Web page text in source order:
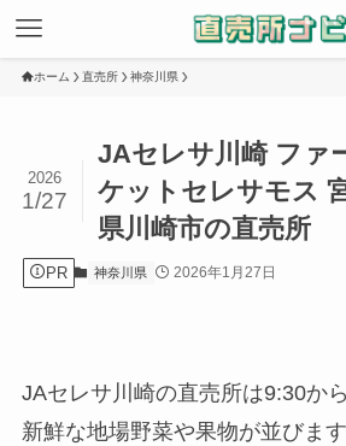
ホーム 直売所 神奈川県
JAセレサ川崎 ファ
ケットセレサモス
県川崎市の直売所
2026
1/27
PR 神奈川県 2026年1月27日
JAセレサ川崎の直売所は9:30か
新鮮な地場野菜や果物が並びま